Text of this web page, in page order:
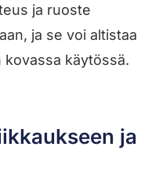
ja ruoste
ja se voi altistaa
käytössä.
ja